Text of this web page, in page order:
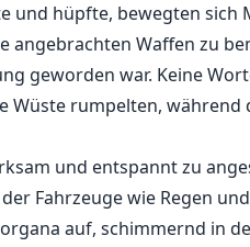
und hüpfte, bewegten sich
Waffen zu
geworden war. Keine
rumpelten, während
und entspannt zu
Fahrzeuge wie Regen
auf, schimmernd in